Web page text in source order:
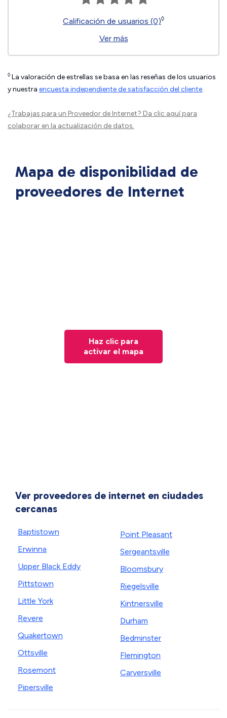
Calificación de usuarios (0)◊
Ver más
◊ La valoración de estrellas se basa en las reseñas de los usuarios
y nuestra encuesta independiente de satisfacción del cliente.
¿Trabajas para un Proveedor de Internet? Da clic aquípara
colaborar en la actualización de datos.
Mapa de disponibilidad de
proveedores de Internet
Haz clic para
activar el mapa
Ver proveedores de internet en ciudades
cercanas
Baptistown
Erwinna
Upper Black Eddy
Pittstown
Little York
Revere
Quakertown
Ottsville
Rosemont
Pipersville
Point Pleasant
Sergeantsville
Bloomsbury
Riegelsville
Kintnersville
Durham
Bedminster
Flemington
Carversville